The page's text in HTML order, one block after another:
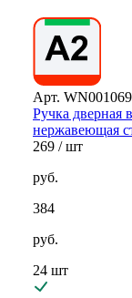
Арт.
Ручка дверная
нержавеющая
269 / шт
руб.
384
руб.
24 шт